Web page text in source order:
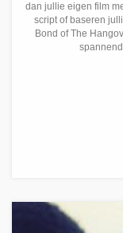
dan jullie eigen film
script of baseren
Bond of The